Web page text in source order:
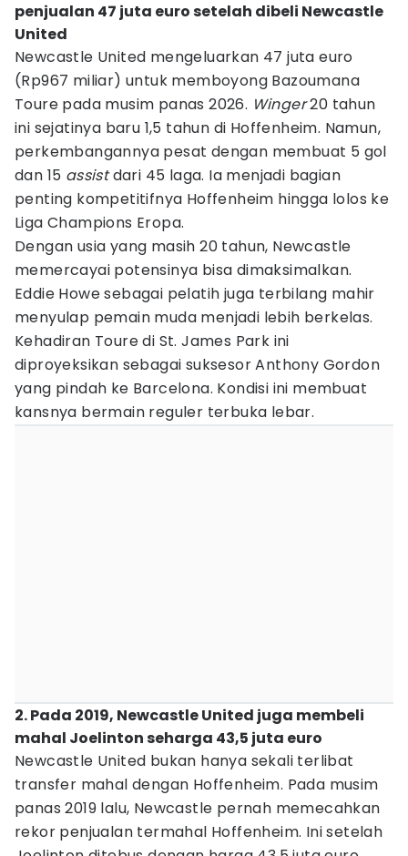
penjualan 47 juta euro setelah dibeli Newcastle
United
Newcastle United mengeluarkan 47 juta euro
(Rp967 miliar) untuk memboyong Bazoumana
Toure pada musim panas 2026. Winger20 tahun
ini sejatinya baru 1,5 tahun di Hoffenheim. Namun,
perkembangannya pesat dengan membuat 5 gol
dan 15 assistdari 45 laga. Ia menjadi bagian
penting kompetitifnya Hoffenheim hingga lolos ke
Liga Champions Eropa.
Dengan usia yang masih 20 tahun, Newcastle
memercayai potensinya bisa dimaksimalkan.
Eddie Howe sebagai pelatih juga terbilang mahir
menyulap pemain muda menjadi lebih berkelas.
Kehadiran Toure di St. James Park ini
diproyeksikan sebagai suksesor Anthony Gordon
yang pindah ke Barcelona. Kondisi ini membuat
kansnya bermain reguler terbuka lebar.
2. Pada 2019, Newcastle United juga membeli
mahal Joelinton seharga 43,5 juta euro
Newcastle United bukan hanya sekali terlibat
transfer mahal dengan Hoffenheim. Pada musim
panas 2019 lalu, Newcastle pernah memecahkan
rekor penjualan termahal Hoffenheim. Ini setelah